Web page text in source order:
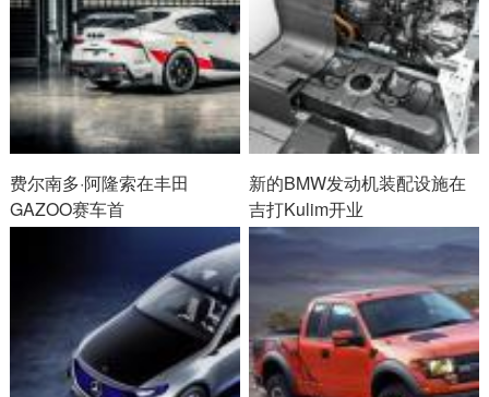
费尔南多·阿隆索在丰田
GAZOO赛车首
新的BMW发动机装配设施在
吉打Kulim开业